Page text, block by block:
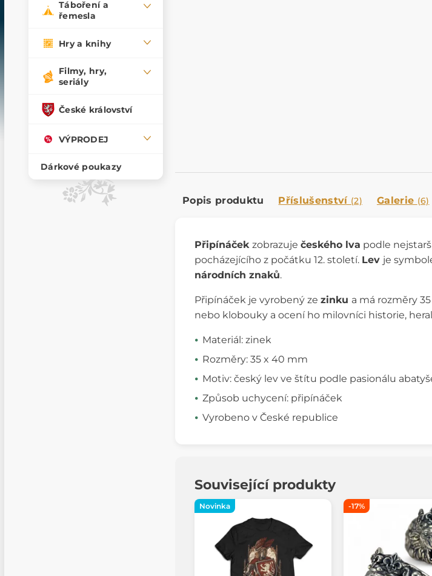
Táboření a
řemesla
Hry a knihy
Filmy, hry,
seriály
České království
VÝPRODEJ
Dárkové poukazy
Popis produktu Příslušenství (2) Galerie (6)
Připínáček zobrazuje českého lva podle
pocházejícího z počátku 12. století. Lev je
národních znaků.
Připínáček je vyrobený ze zinku a má rozměry
nebo klobouky a ocení ho milovníci historie,
Materiál: zinek
Rozměry: 35 x 40 mm
Motiv: český lev ve štítu podle pasionálu
Způsob uchycení: připínáček
Vyrobeno v České republice
Související produkty
Novinka -17%